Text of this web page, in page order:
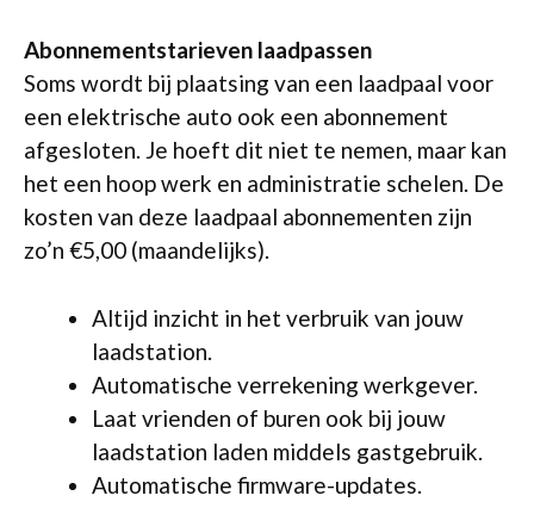
Abonnementstarieven laadpassen
Soms wordt bij plaatsing van een laadpaal voor
een elektrische auto ook een abonnement
afgesloten. Je hoeft dit niet te nemen, maar kan
het een hoop werk en administratie schelen. De
kosten van deze laadpaal abonnementen zijn
zo’n €5,00 (maandelijks).
Altijd inzicht in het verbruik van jouw
laadstation.
Automatische verrekening werkgever.
Laat vrienden of buren ook bij jouw
laadstation laden middels gastgebruik.
Automatische firmware-updates.